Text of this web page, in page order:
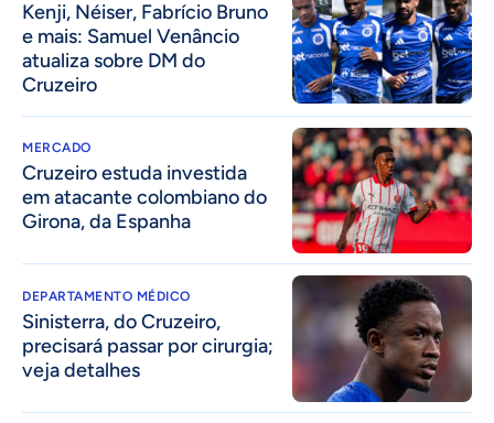
Kenji, Néiser, Fabrício Bruno
e mais: Samuel Venâncio
atualiza sobre DM do
Cruzeiro
MERCADO
Cruzeiro estuda investida
em atacante colombiano do
Girona, da Espanha
DEPARTAMENTO MÉDICO
Sinisterra, do Cruzeiro,
precisará passar por cirurgia;
veja detalhes